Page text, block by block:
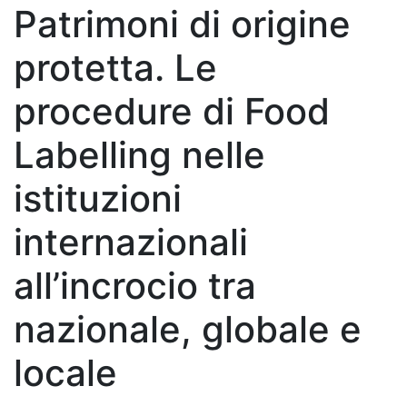
Patrimoni di origine
protetta. Le
procedure di Food
Labelling nelle
istituzioni
internazionali
all’incrocio tra
nazionale, globale e
locale